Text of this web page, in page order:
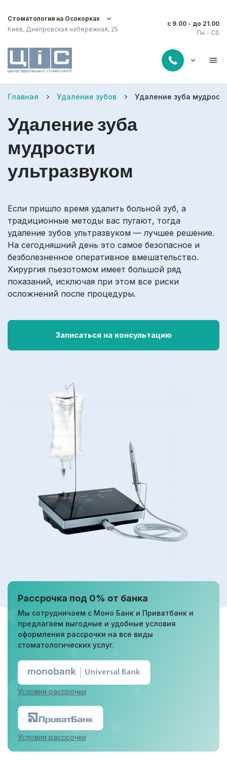
Стоматология на Осокорках
Киев, Днепровская набережная, 25
Пн - Сб
с 9.00 - до 21.00
Главная Удаление зубов Удаление зуба
Удаление зуба
мудрости
ультразвуком
Если пришло время удалить больной зуб, а
традиционные методы вас пугают, тогда
удаление зубов ультразвуком — лучшее решение.
На сегодняшний день это самое безопасное и
безболезненное оперативное вмешательство.
Хирургия пьезотомом имеет большой ряд
показаний, исключая при этом все риски
осложнений после процедуры.
Записаться на консультацию
Рассрочка под 0% от банка
Мы сотрудничаем с Моно Банк и Приватбанк и
предлагаем выгодные и удобные условия
оформления рассрочки на все виды
стоматологических услуг.
Условия рассрочки
Условия рассрочки